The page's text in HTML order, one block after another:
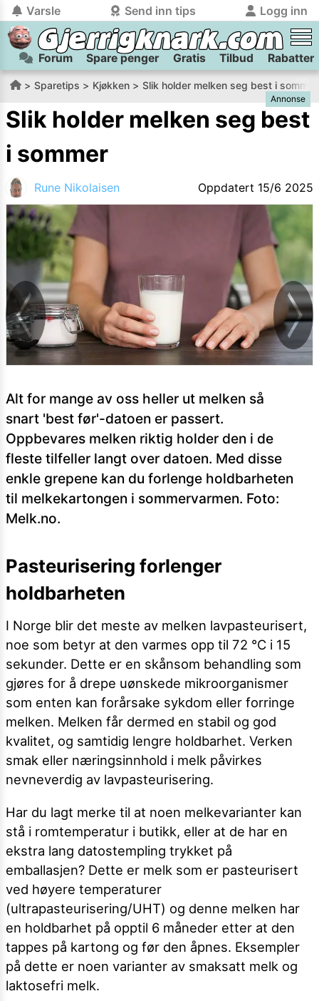
Varsle Send inn tips Logg inn
tilbake
Logg inn på Gjerrigknark.com:
Du kan logge inn / registrere bruker trygt helt gratispå
gjerrigknark.com ved å benytte Vipps-innlogging.
Logg inn med Vipps
tilbake
Send inn tips:
Har du et tips til meg? Jeg premierer de beste tipsene med
flaxlodd!
Kamera
Velg bilde
Send inn
PS:
Vil du være med i tipsekonkurransen kan du oppgi
kontaktdetaljer i neste steg.
Forum Spare penger Gratis Tilbud Rabatter
Sparetips Kjøkken Slik holder melken seg best i sommer
Annonse
Slik holder melken seg best
i sommer
Rune Nikolaisen Oppdatert 15/6 2025
Alt for mange av oss heller ut melken så
snart 'best før'-datoen er passert.
Oppbevares melken riktig holder den i de
fleste tilfeller langt over datoen. Med disse
enkle grepene kan du forlenge holdbarheten
til melkekartongen i sommervarmen. Foto:
Melk.no.
Pasteurisering forlenger
holdbarheten
I Norge blir det meste av melken lavpasteurisert,
noe som betyr at den varmes opp til 72 °C i 15
sekunder. Dette er en skånsom behandling som
gjøres for å drepe uønskede mikroorganismer
som enten kan forårsake sykdom eller forringe
melken. Melken får dermed en stabil og god
kvalitet, og samtidig lengre holdbarhet. Verken
smak eller næringsinnhold i melk påvirkes
nevneverdig av lavpasteurisering.
Har du lagt merke til at noen melkevarianter kan
stå i romtemperatur i butikk, eller at de har en
ekstra lang datostempling trykket på
emballasjen? Dette er melk som er pasteurisert
ved høyere temperaturer
(ultrapasteurisering/UHT) og denne melken har
en holdbarhet på opptil 6 måneder etter at den
tappes på kartong og før den åpnes. Eksempler
på dette er noen varianter av smaksatt melk og
laktosefri melk.